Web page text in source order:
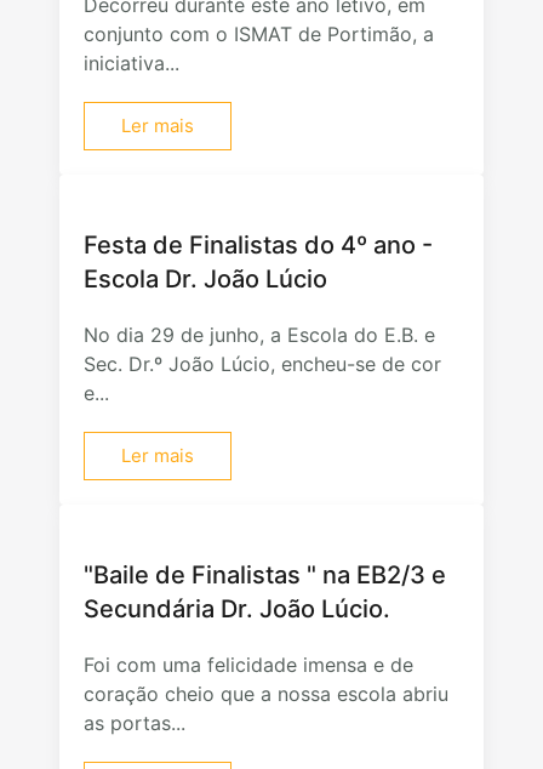
Decorreu durante este ano letivo, em
conjunto com o ISMAT de Portimão, a
iniciativa...
Ler mais
Festa de Finalistas do 4º ano -
Escola Dr. João Lúcio
No dia 29 de junho, a Escola do E.B. e
Sec. Dr.º João Lúcio, encheu-se de cor
e...
Ler mais
"Baile de Finalistas " na EB2/3 e
Secundária Dr. João Lúcio.
Foi com uma felicidade imensa e de
coração cheio que a nossa escola abriu
as portas...